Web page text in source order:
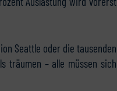
Seattle oder die tausenden
träumen – alle müssen sich